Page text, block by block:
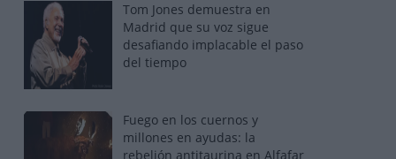
Tom Jones demuestra en
Madrid que su voz sigue
desafiando implacable el paso
del tiempo
Fuego en los cuernos y
millones en ayudas: la
rebelión antitaurina en Alfafar